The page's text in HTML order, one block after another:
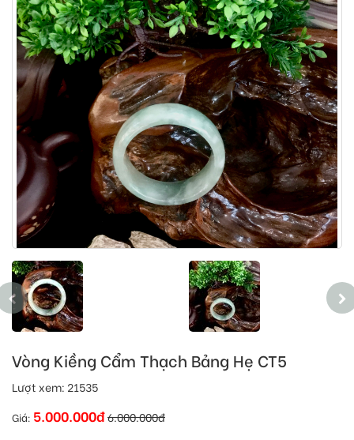
Vòng Kiềng Cẩm Thạch Bảng Hẹ CT5
Lượt xem: 21535
Giá: 5.000.000đ6.000.000đ